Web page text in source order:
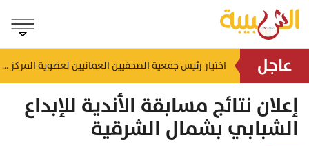
عاجل إنجاز بحري جديد.. القبطان محمد البوسعيدي أول عُماني يقود ناقلة منتجات نفطية متوسطة المدى منذ ١١ ساعة اختيار رئيس جمعية الصحفيين العمانيين لعضوية المركز الدولي لمكافحة التضليل (ICCMD)
إعلان نتائج مسابقة الأندية للإبداع
الشبابي بشمال الشرقية